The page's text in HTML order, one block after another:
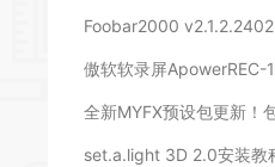
Foobar2000
傲软软录屏ApowerREC-
set.a.light 3D 2.0安装教